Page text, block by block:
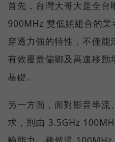
首先，台灣大哥大是全台
900MHz 雙低頻組合的業
穿透力強的特性，不僅能
有效覆蓋偏鄉及高速移動
基礎。
另一方面，面對影音串
求，則由 3.5GHz